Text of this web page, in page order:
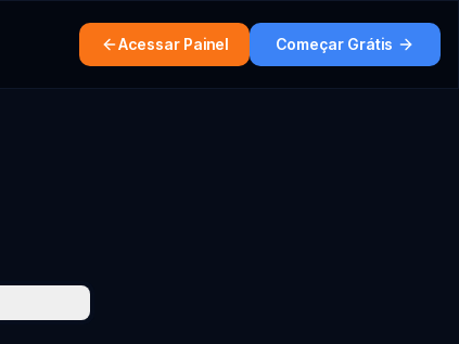
Acessar Painel Começar Grátis